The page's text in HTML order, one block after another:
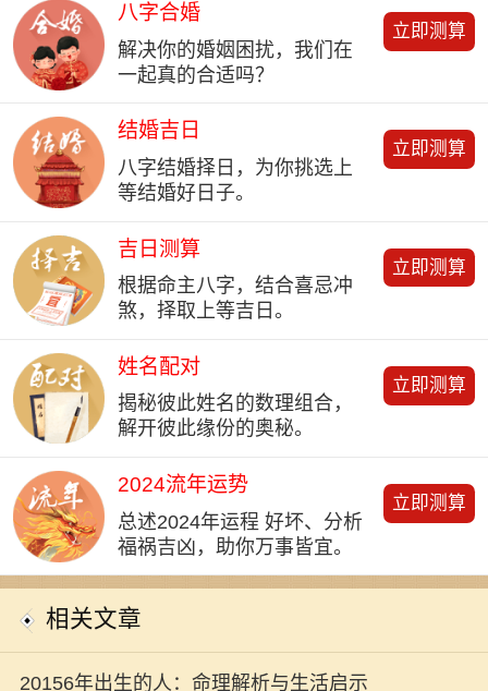
八字合婚
解决你的婚姻困扰，我们在
一起真的合适吗？
立即测算
结婚吉日
八字结婚择日，为你挑选上
等结婚好日子。
立即测算
吉日测算
根据命主八字，结合喜忌冲
煞，择取上等吉日。
立即测算
姓名配对
揭秘彼此姓名的数理组合，
解开彼此缘份的奥秘。
立即测算
2024流年运势
总述2024年运程 好坏、分析
福祸吉凶，助你万事皆宜。
立即测算
相关文章
20156年出生的人：命理解析与生活启示